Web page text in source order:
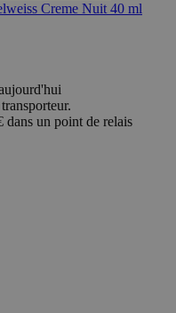
Creme Nuit 40 ml
un point de relais